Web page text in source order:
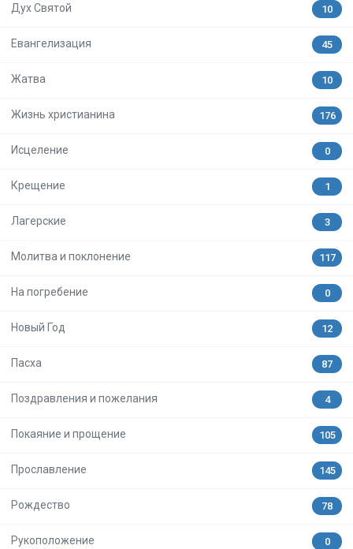
Дух Святой 10
Евангелизация 45
Жатва 10
Жизнь христианина 176
Исцеление 0
Крещение 1
Лагерские 3
Молитва и поклонение 117
На погребение 0
Новый Год 12
Пасха 87
Поздравления и пожелания 4
Покаяние и прощение 105
Прославление 145
Рождество 78
Рукоположение 0